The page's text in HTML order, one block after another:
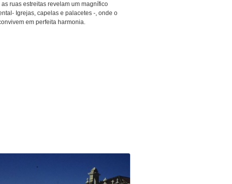
as ruas estreitas revelam um magnífico
Igrejas, capelas e palacetes -, onde o
em perfeita harmonia.